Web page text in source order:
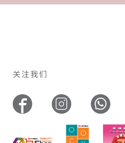
关注我们